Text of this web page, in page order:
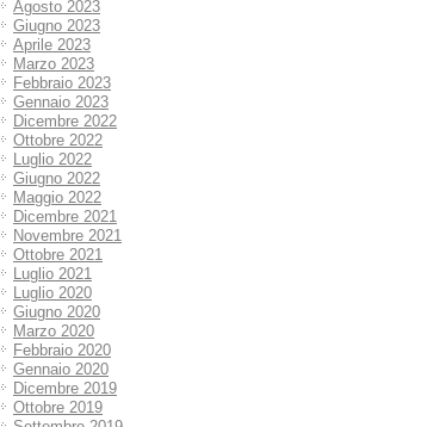
Agosto 2023
Giugno 2023
Aprile 2023
Marzo 2023
Febbraio 2023
Gennaio 2023
Dicembre 2022
Ottobre 2022
Luglio 2022
Giugno 2022
Maggio 2022
Dicembre 2021
Novembre 2021
Ottobre 2021
Luglio 2021
Luglio 2020
Giugno 2020
Marzo 2020
Febbraio 2020
Gennaio 2020
Dicembre 2019
Ottobre 2019